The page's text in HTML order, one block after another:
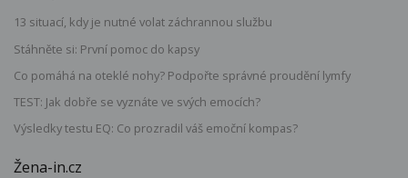
13 situací, kdy je nutné volat záchrannou službu
Stáhněte si: První pomoc do kapsy
Co pomáhá na oteklé nohy? Podpořte správné proudění lymfy
TEST: Jak dobře se vyznáte ve svých emocích?
Výsledky testu EQ: Co prozradil váš emoční kompas?
Žena-in.cz